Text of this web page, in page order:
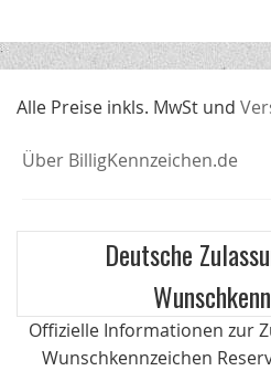
Alle Preise inkls. MwSt und
Über BilligKennzeichen.de
Deutsche
Offizielle Informationen zur
Wunschkennzeichen